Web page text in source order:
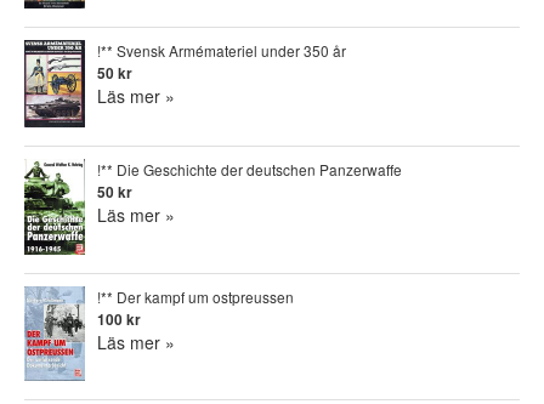
!** Svensk Armémateriel under 350 år
50 kr
Läs mer »
!** Die Geschichte der deutschen Panzerwaffe
50 kr
Läs mer »
!** Der kampf um ostpreussen
100 kr
Läs mer »